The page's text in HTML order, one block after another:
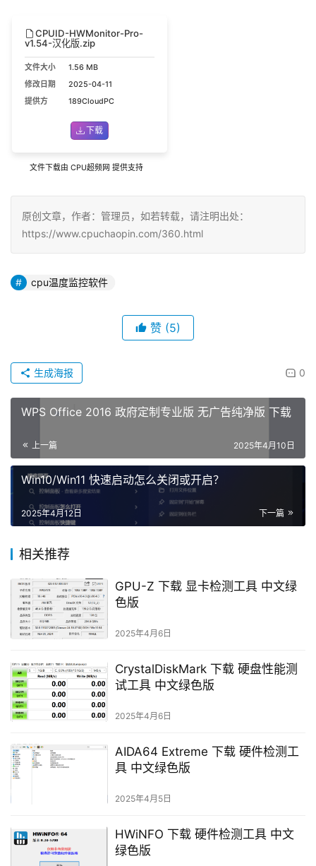
CPUID-HWMonitor-Pro-
v1.54-汉化版.zip
文件大小
1.56 MB
修改日期
2025-04-11
提供方
189CloudPC
下载
文件下载由 CPU超频网 提供支持
原创文章，作者：管理员，如若转载，请注明出处：
https://www.cpuchaopin.com/360.html
cpu温度监控软件
赞 (5)
0
生成海报
WPS Office 2016 政府定制专业版 无广告纯净版 下载
上一篇 2025年4月10日
Win10/Win11 快速启动怎么关闭或开启？
下一篇
2025年4月12日
相关推荐
GPU-Z 下载 显卡检测工具 中文绿
色版
2025年4月6日
CrystalDiskMark 下载 硬盘性能测
试工具 中文绿色版
2025年4月6日
AIDA64 Extreme 下载 硬件检测工
具 中文绿色版
2025年4月5日
HWiNFO 下载 硬件检测工具 中文
绿色版